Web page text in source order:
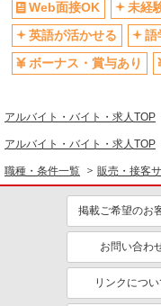
Web面接OK
未経
英語が活かせる
語
ボーナス・賞与あり
アルバイト・バイト・求人TOP
アルバイト・バイト・求人TOP
職種・条件一覧 販売・接客
掲載ご希望のお
お問い合わ
リンクについ